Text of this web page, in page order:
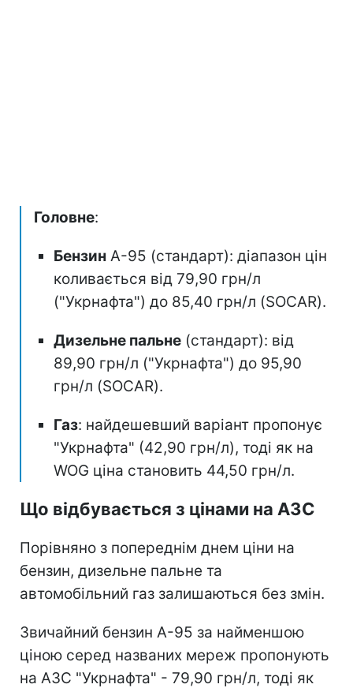
Головне:
Бензин А-95 (стандарт): діапазон цін
коливається від 79,90 грн/л
("Укрнафта") до 85,40 грн/л (SOCAR).
Дизельне пальне (стандарт): від
89,90 грн/л ("Укрнафта") до 95,90
грн/л (SOCAR).
Газ: найдешевший варіант пропонує
"Укрнафта" (42,90 грн/л), тоді як на
WOG ціна становить 44,50 грн/л.
Що відбувається з цінами на АЗС
Порівняно з попереднім днем ціни на
бензин, дизельне пальне та
автомобільний газ залишаються без змін.
Звичайний бензин А-95 за найменшою
ціною серед названих мереж пропонують
на АЗС "Укрнафта" - 79,90 грн/л, тоді як